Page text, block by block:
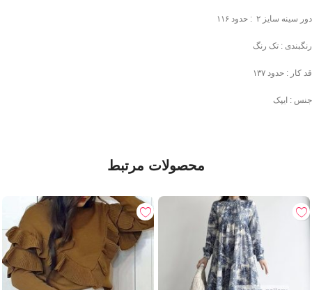
دور سینه سایز ۲ : حدود ۱۱۶
رنگبندی : تک رنگ
قد کار : حدود ۱۳۷
جنس : ایپک
محصولات مرتبط